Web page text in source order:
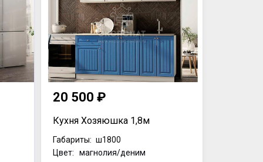
20 500 ₽
Кухня Хозяюшка 1,8м
Габариты: ш1800
Цвет: магнолия/деним